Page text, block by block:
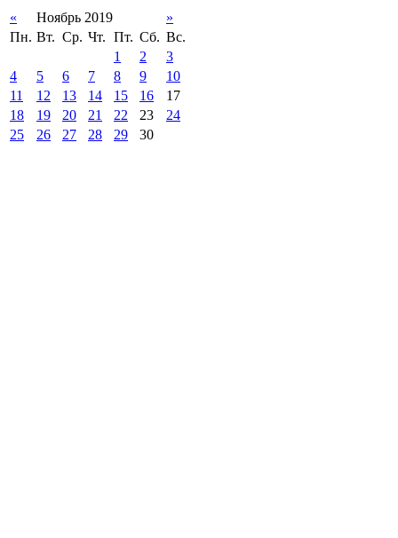
« Ноябрь 2019
»
Пн. Вт. Ср. Чт. Пт. Сб. Вс.
1
2
3
4
5 6 7 8 9
10
11
12 13 14 15 16
17
18
19 20 21 22 23
24
25
26 27 28 29 30